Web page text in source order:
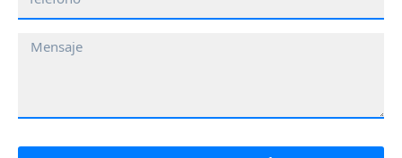
Mensaje